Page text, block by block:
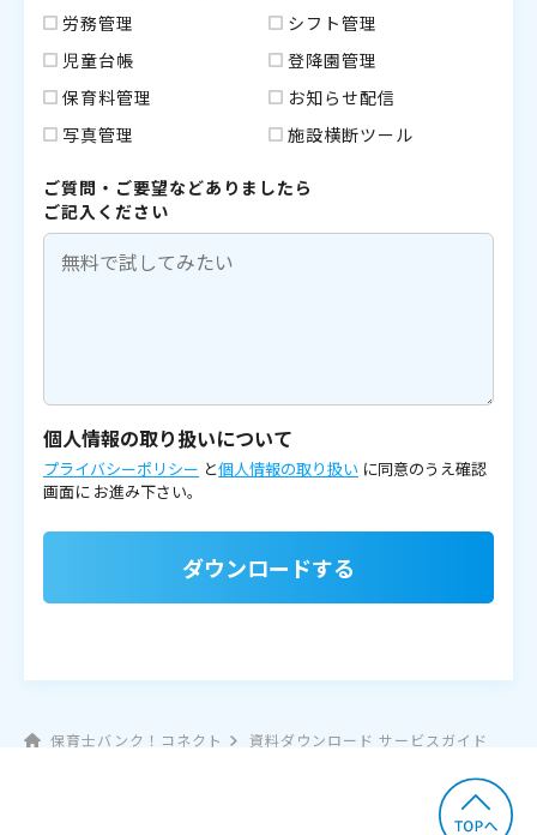
労務管理
シフト管理
児童台帳
登降園管理
保育料管理
お知らせ配信
写真管理
施設横断ツール
ご質問・ご要望などありましたら
ご記入ください
個人情報の取り扱いについて
プライバシーポリシー と個人情報の取り扱い に同意のうえ確認
画面に お進み下さい。
ダウンロードする
保育士バンク！コネクト 資料ダウンロード サービスガイド